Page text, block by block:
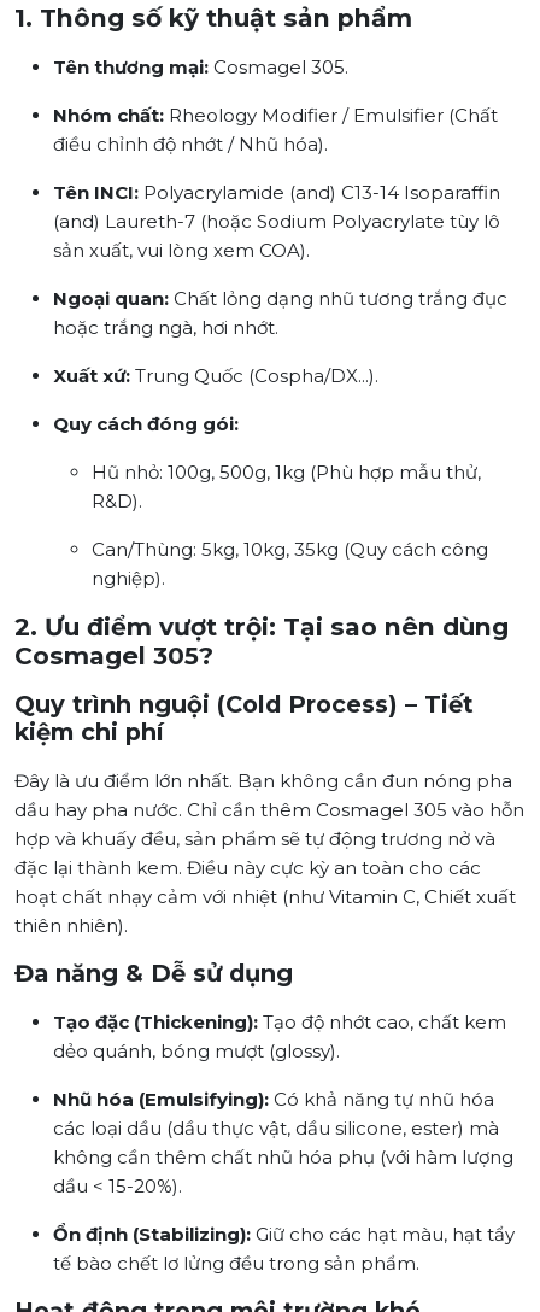
1. Thông số kỹ thuật sản phẩm
Tên thương mại: Cosmagel 305.
Nhóm chất: Rheology Modifier / Emulsifier (Chất
điều chỉnh độ nhớt / Nhũ hóa).
Tên INCI: Polyacrylamide (and) C13-14 Isoparaffin
(and) Laureth-7 (hoặc Sodium Polyacrylate tùy lô
sản xuất, vui lòng xem COA).
Ngoại quan: Chất lỏng dạng nhũ tương trắng đục
hoặc trắng ngà, hơi nhớt.
Xuất xứ: Trung Quốc (Cospha/DX...).
Quy cách đóng gói:
Hũ nhỏ: 100g, 500g, 1kg (Phù hợp mẫu thử,
R&D).
Can/Thùng: 5kg, 10kg, 35kg (Quy cách công
nghiệp).
2. Ưu điểm vượt trội: Tại sao nên dùng
Cosmagel 305?
Quy trình nguội (Cold Process) – Tiết
kiệm chi phí
Đây là ưu điểm lớn nhất. Bạn không cần đun nóng pha
dầu hay pha nước. Chỉ cần thêm Cosmagel 305 vào hỗn
hợp và khuấy đều, sản phẩm sẽ tự động trương nở và
đặc lại thành kem. Điều này cực kỳ an toàn cho các
hoạt chất nhạy cảm với nhiệt (như Vitamin C, Chiết xuất
thiên nhiên).
Đa năng & Dễ sử dụng
Tạo đặc (Thickening): Tạo độ nhớt cao, chất kem
dẻo quánh, bóng mượt (glossy).
Nhũ hóa (Emulsifying): Có khả năng tự nhũ hóa
các loại dầu (dầu thực vật, dầu silicone, ester) mà
không cần thêm chất nhũ hóa phụ (với hàm lượng
dầu < 15-20%).
Ổn định (Stabilizing): Giữ cho các hạt màu, hạt tẩy
tế bào chết lơ lửng đều trong sản phẩm.